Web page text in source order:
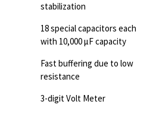
stabilization
18 special capacitors each
with 10,000 μF capacity
Fast buffering due to low
resistance
3-digit Volt Meter